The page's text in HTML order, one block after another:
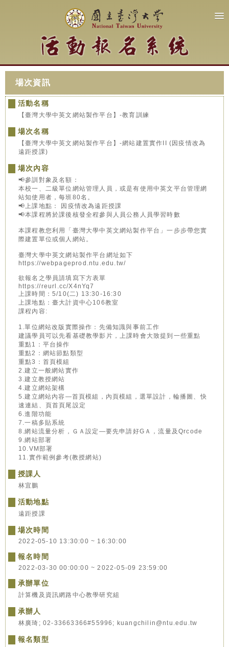
場次資訊
活動名稱
【臺灣大學中英文網站製作平台】-教育訓練
場次名稱
【臺灣大學中英文網站製作平台】-網站建置實作II (因疫情改為
遠距授課)
場次內容
📢參訓對象及名額：
本校一、二級單位網站管理人員，或是有使用中英文平台管理網
站知使用者，每班80名。
📢上課地點： 因疫情改為遠距授課
📢本課程將於課後核發全程參與人員公務人員學習時數
本課程教您利用「臺灣大學中英文網站製作平台」一步步帶您實
際建置單位或個人網站。
臺灣大學中英文網站製作平台網址如下
https://webpageprod.ntu.edu.tw/
欲報名之學員請填寫下方表單
https://reurl.cc/X4nYq7
上課時間：5/10(二) 13:30-16:30
上課地點：臺大計資中心106教室
課程內容:
1.單位網站改版實際操作：先備知識與事前工作
建議學員可以先看基礎教學影片，上課時會大致提到一些重點
重點1：平台操作
重點2：網站節點類型
重點3：首頁模組
2.建立一般網站實作
3.建立教授網站
4.建立網站架構
5.建立網站內容—首頁模組，內頁模組，選單設計，輪播圖、快
速連結、頁首頁尾設定
6.進階功能
7.一稿多貼系統
8.網站流量分析，ＧＡ設定—要先申請好GＡ，流量及Qrcode
9.網站部署
10.VM部署
11.實作範例參考(教授網站)
授課人
林宜鵬
活動地點
遠距授課
場次時間
2022-05-10 13:30:00 ~ 16:30:00
報名時間
2022-03-30 00:00:00 ~ 2022-05-09 23:59:00
承辦單位
計算機及資訊網路中心教學研究組
承辦人
林廣琦; 02-33663366#55996; kuangchilin@ntu.edu.tw
報名類型